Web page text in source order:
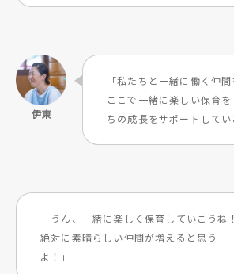
「私たちと一緒に働く仲
ここで一緒に楽しい保育
ちの成長をサポートしてい
「うん、一緒に楽しく保育していこうね！
絶対に素晴らしい仲間が増えると思う
よ！」